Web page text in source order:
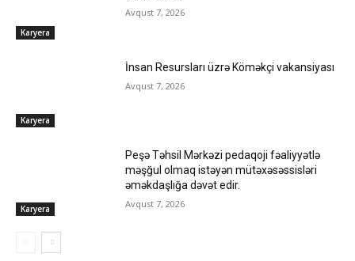
Karyera
Avqust 7, 2026
Karyera
İnsan Resursları üzrə Köməkçi vakansiyası
Avqust 7, 2026
Karyera
Peşə Təhsil Mərkəzi pedaqoji fəaliyyətlə
məşğul olmaq istəyən mütəxəsəssisləri
əməkdaşlığa dəvət edir.
Avqust 7, 2026